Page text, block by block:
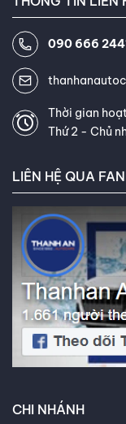
090 666
Thời gian
Thứ 2 - Chủ
LIÊN HỆ QUA
CHI NHÁNH